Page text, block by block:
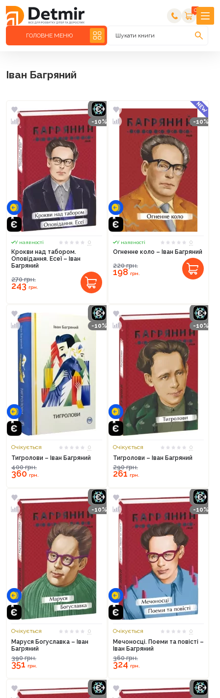
0
ГОЛОВНЕ МЕНЮ Шукати книги
Іван Багряний
-10%
У наявності
0
Крокви над табором.
Оповідання. Есеї – Іван
Багряний
270грн.
243грн.
-10%
У наявності
0
Огненне коло – Іван Багряний
220грн.
198грн.
-10%
Очікується
0
Тигролови – Іван Багряний
400грн.
360грн.
-10%
Очікується
0
Тигролови – Іван Багряний
290грн.
261грн.
-10%
Очікується
0
Маруся Богуславка – Іван
Багряний
390грн.
351грн.
-10%
Очікується
0
Мечоносці. Поеми та повісті –
Іван Багряний
360грн.
324грн.